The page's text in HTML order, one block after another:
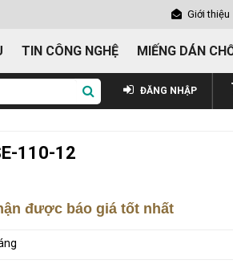
Giới thiệu
TIN CÔNG NGHỆ MIẾNG DÁN
ĐĂNG NHẬP
110-12
được báo giá tốt nhất